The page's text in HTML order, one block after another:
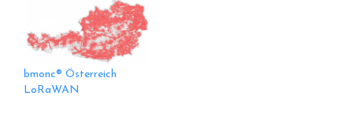
bmonc® Österreich
LoRaWAN